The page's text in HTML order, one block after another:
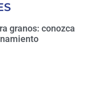
granos: conozca